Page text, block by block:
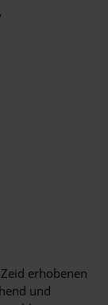
erhobenen
und